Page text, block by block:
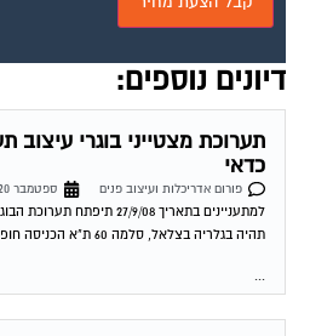
דיונים נוספים:
תערוכת מצטייני בוגרי עיצוב
כדאי
פורום אדריכלות ועיצוב פנים
ספטמבר 20, 2008
תהיה בגלריה בצלאל, סלמה 60 ת"א הכניסה חופשית כדאי מנהלת הפורום